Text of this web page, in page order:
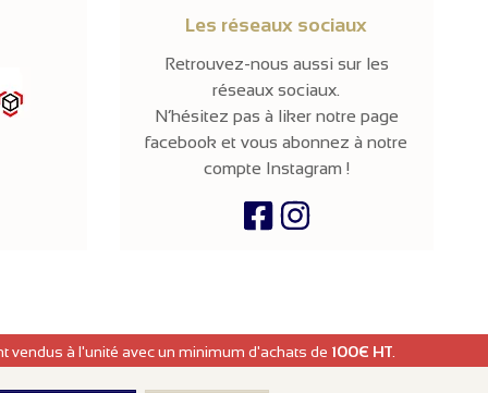
Les réseaux sociaux
Retrouvez-nous aussi sur les
réseaux sociaux.
N’hésitez pas à liker notre page
facebook et vous abonnez à notre
compte Instagram !
vendus à l'unité avec un minimum d'achats de 100€ HT.